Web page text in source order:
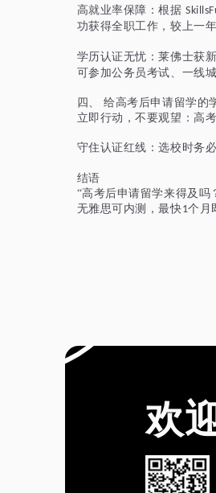
高就业率保障：根据
功获得全职工作，较上一
学历认证无忧：莱佛士获
可参加公务员考试、一线
四、
给高考后申请留学的
立即行动，不要观望：高
守住认证红线：选校时务
结语
“高考后申请留学来得及吗
无雅思可内测，最快1个月
欢